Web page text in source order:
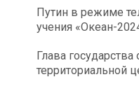
Путин в режиме
учения «Океан-
Глава
территориальной